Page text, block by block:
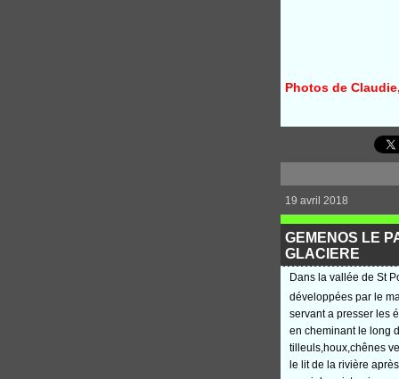
Photos de
19 avril 2018
GEMENOS LE
GLACIERE
Dans la vallée de St
développées par le
servant a presser les
en cheminant le long
tilleuls,houx,chênes
le lit de la rivière